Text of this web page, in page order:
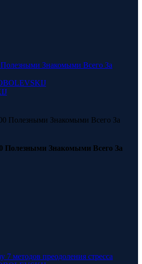
Полезными Знакомыми Всего За
Полезными Знакомыми Всего За
7 методов преодоления стресса